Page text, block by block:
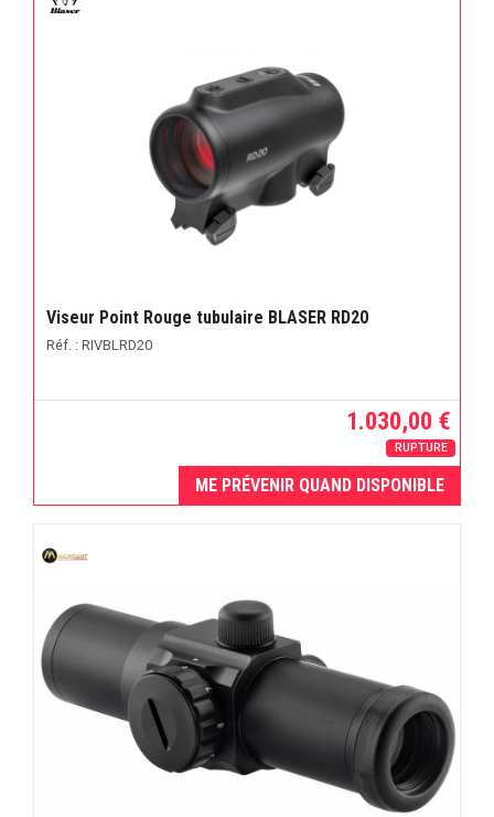
Viseur Point Rouge tubulaire BLASER RD20
Réf. : RIVBLRD20
1.030,00 €
RUPTURE
ME PRÉVENIR QUAND DISPONIBLE